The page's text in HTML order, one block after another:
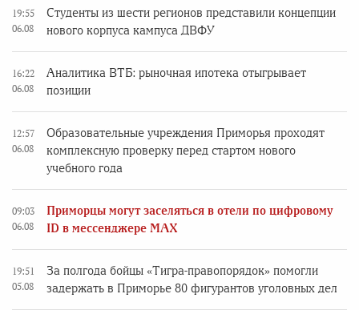
19:55
06.08
Студенты из шести регионов представили концепции
нового корпуса кампуса ДВФУ
16:22
06.08
Аналитика ВТБ: рыночная ипотека отыгрывает
позиции
12:57
06.08
Образовательные учреждения Приморья проходят
комплексную проверку перед стартом нового
учебного года
09:03
06.08
Приморцы могут заселяться в отели по цифровому
ID в мессенджере MAX
19:51
05.08
За полгода бойцы «Тигра-правопорядок» помогли
задержать в Приморье 80 фигурантов уголовных дел